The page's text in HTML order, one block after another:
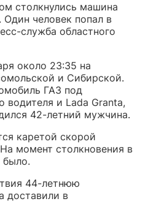
столкнулись машина
человек попал в
служба областного
около 23:35 на
и Сибирской.
ГАЗ под
водителя и Lada Granta,
42-летний мужчина.
каретой скорой
момент столкновения в
было.
44-летнюю
доставили в